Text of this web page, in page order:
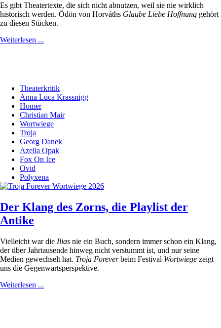
Es gibt Theatertexte, die sich nicht abnutzen, weil sie nie wirklich
historisch werden. Ödön von Horváths Glaube Liebe Hoffnung gehört
zu diesen Stücken.
Weiterlesen ...
Theaterkritik
Anna Luca Krassnigg
Homer
Christian Mair
Wortwiege
Troja
Georg Danek
Azelia Opak
Fox On Ice
Ovid
Polyxena
Der Klang des Zorns, die Playlist der
Antike
Vielleicht war die Ilias nie ein Buch, sondern immer schon ein Klang,
der über Jahrtausende hinweg nicht verstummt ist, und nur seine
Medien gewechselt hat. Troja Foreverbeim Festival Wortwiege zeigt
uns die Gegenwartsperspektive.
Weiterlesen ...